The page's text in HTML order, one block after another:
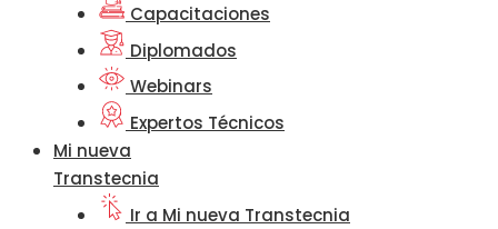
Capacitaciones
Diplomados
Webinars
Expertos Técnicos
Mi nueva
Transtecnia
Ir a Mi nueva Transtecnia